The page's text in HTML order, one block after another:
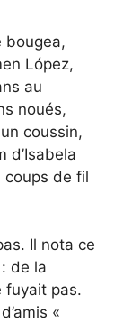
bougea,
López,
au
noués,
coussin,
d’Isabela
coups de fil
Il nota ce
de la
fuyait pas.
«